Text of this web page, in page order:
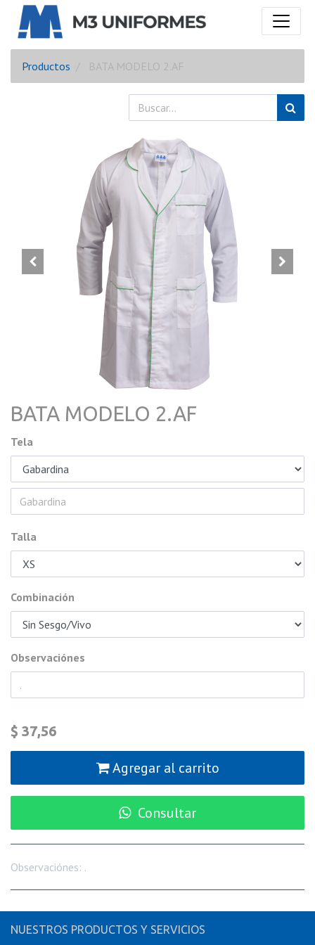
Productos BATA MODELO 2.AF
BATA MODELO 2.AF
Tela
Talla
Combinación
Observaciónes
$ 37,56
Agregar al carrito
Consultar
Observaciónes: .
NUESTROS PRODUCTOS Y SERVICIOS